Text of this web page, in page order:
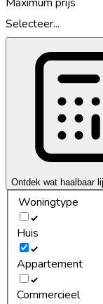
Selecteer...
Ontdek wat haalbaar
Woningtype
Huis
Appartement
Commercieel